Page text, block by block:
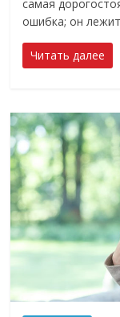
самая
ошибка; он
Читать далее